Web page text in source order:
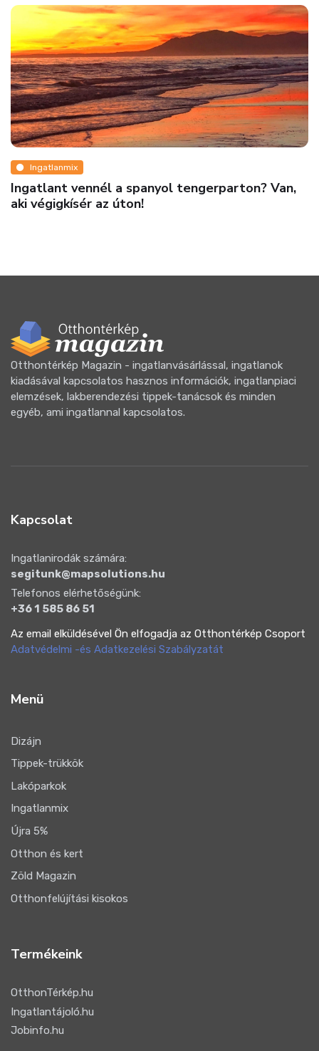
Ingatlanmix
Ingatlant vennél a spanyol tengerparton? Van,
aki végigkísér az úton!
Otthontérkép Magazin - ingatlanvásárlással, ingatlanok
kiadásával kapcsolatos hasznos információk, ingatlanpiaci
elemzések, lakberendezési tippek-tanácsok és minden
egyéb, ami ingatlannal kapcsolatos.
Kapcsolat
Ingatlanirodák számára:
segitunk@mapsolutions.hu
Telefonos elérhetőségünk:
+36 1 585 86 51
Az email elküldésével Ön elfogadja az Otthontérkép Csoport
Adatvédelmi -és Adatkezelési Szabályzatát
Menü
Dizájn
Tippek-trükkök
Lakóparkok
Ingatlanmix
Újra 5%
Otthon és kert
Zöld Magazin
Otthonfelújítási kisokos
Termékeink
OtthonTérkép.hu
Ingatlantájoló.hu
Jobinfo.hu